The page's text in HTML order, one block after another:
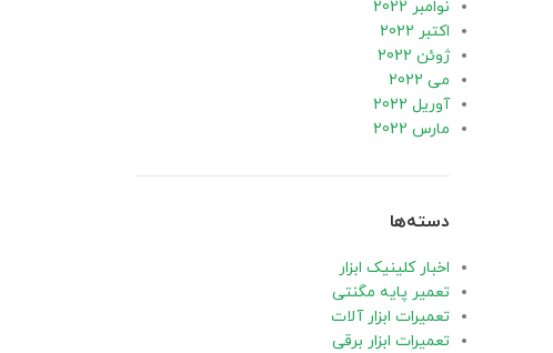
نوامبر 2022
اکتبر 2022
ژوئن 2022
می 2022
آوریل 2022
مارس 2022
دسته‌ها
اخبار کلینیک ابزار
تعمیر پایه مگنتی
تعمیرات ابزار آلات
تعمیرات ابزار برقی